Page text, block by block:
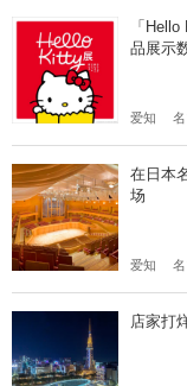
「
品展示
爱知
在日本
场
爱知
店家打